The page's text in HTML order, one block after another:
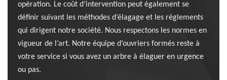
opération. Le coût d’intervention peut également se
définir suivant les méthodes d’élagage et les règlements
qui dirigent notre société. Nous respectons les normes en
vigueur de l’art. Notre équipe d’ouvriers formés reste à
votre service si vous avez un arbre à élaguer en urgence
ou pas.